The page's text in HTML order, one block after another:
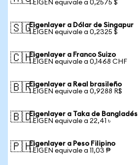
1 EIGEN equivale a 0,2575 $
🇸🇬Eigenlayer a Dólar de Singapur
1 EIGEN equivale a 0,2325 $
🇨🇭Eigenlayer a Franco Suizo
1 EIGEN equivale a 0,1468 CHF
🇧🇷Eigenlayer a Real brasileño
1 EIGEN equivale a 0,9288 R$
🇧🇩Eigenlayer a Taka de Bangladés
1 EIGEN equivale a 22,41 ৳
🇵🇭Eigenlayer a Peso Filipino
1 EIGEN equivale a 11,03 ₱